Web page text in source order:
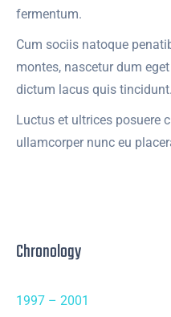
fermentum.
Cum sociis natoque
montes, nascetur dum
dictum lacus quis tincidunt.
Luctus et ultrices posuere
ullamcorper nunc eu
Chronology
1997 – 2001